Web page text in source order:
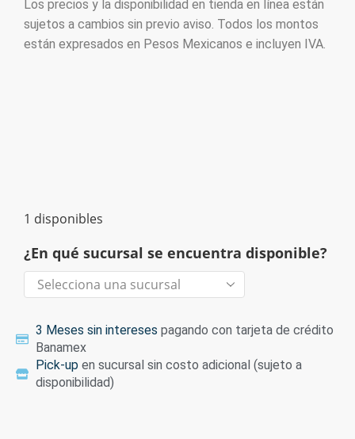
Los precios y la disponibilidad en tienda en línea están
sujetos a cambios sin previo aviso. Todos los montos
están expresados en Pesos Mexicanos e incluyen IVA.
1 disponibles
¿En qué sucursal se encuentra disponible?
3 Meses sin intereses pagando con tarjeta de crédito
Banamex
Pick-up en sucursal sin costo adicional (sujeto a
disponibilidad)